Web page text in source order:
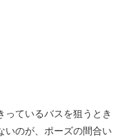
っているバスを狙うとき
いのが、ポーズの間合い